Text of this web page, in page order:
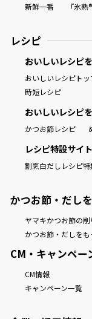
新鮮一番 『氷熟®
レシピ
おいしいレシピ
おいしいレシピトッ
時短レシピ
おいしいレシピ
かつお節レシピ
レシピ特設サイト
割烹白だしレシピ特
かつお節・だし
ヤマキかつお節の
かつお節・だしをも
CM・キャンペー
CM情報
キャンペーン一覧